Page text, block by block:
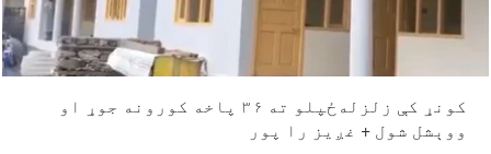
کونړ کې زلزله‌ځپلو ته ۳۶ پاخه کورونه جوړ او
ووېشل شول + غږیز را پور